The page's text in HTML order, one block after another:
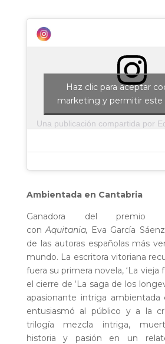
Haz clic para aceptar
marketing y permitir este
Ambientada en Cantabria
Ganadora del premio
con Aquitania, Eva García
de las autoras españolas más
mundo. La escritora vitoriana
fuera su primera novela, ‘La vieja
el cierre de ‘La saga de los
apasionante intriga ambientada
entusiasmó al público y a la
trilogía mezcla intriga,
historia y pasión en un